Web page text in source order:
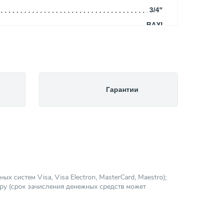
3/4"
BAXI
Настенный
систем Visa, Visa Electron, MasterCard, Maestro);
(срок зачисления денежных средств может
Гарантии